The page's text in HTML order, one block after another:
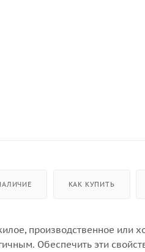
КАК КУПИТЬ
производственное или
Обеспечить эти